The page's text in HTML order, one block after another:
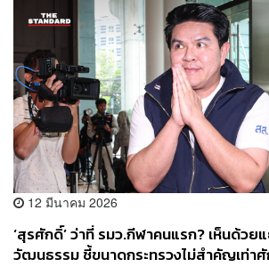
12 มีนาคม 2026
‘สุรศักดิ์’ ว่าที่ รมว.กีฬาคนแรก? เห็นด้วย
วัฒนธรรม ชี้ขนาดกระทรวงไม่สำคัญเท่า